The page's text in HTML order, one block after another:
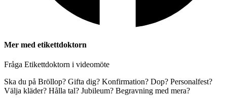
Mer med etikettdoktorn
Fråga Etikettdoktorn i videomöte
Ska du på Bröllop? Gifta dig? Konfirmation? Dop? Personalfest?
Välja kläder? Hålla tal? Jubileum? Begravning med mera?